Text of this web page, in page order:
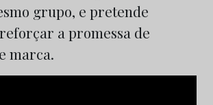
grupo, e pretende
a promessa de
marca.